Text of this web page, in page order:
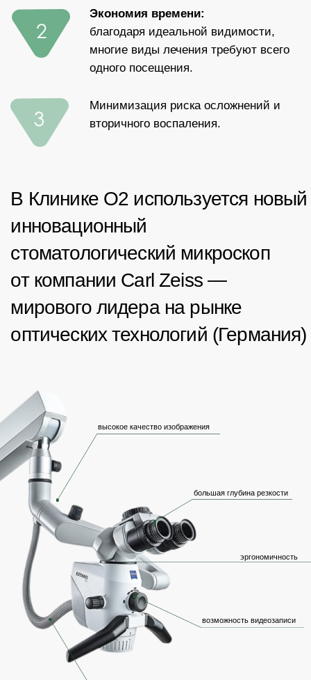
Черлат Елена
Анатольевна
врач стоматолог-терапевт
зубов.
Благодаря опыту и квалификации
наших специалистов все услуги
оказываются на высоком уровне
стандартами.
Быстрая и точная диагностика
Прайс
Записаться
врача-стоматолога с составлением
плана лечения
Бесплатный
Уникальные предложения
Клиники «О2»
все услуги